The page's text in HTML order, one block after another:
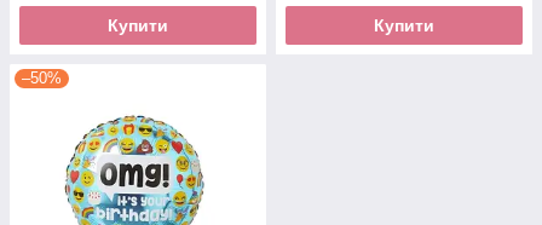
Купити Купити
–50%